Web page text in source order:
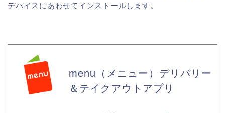
デバイスにあわせてインストールします。
menu（メニュー）デリバリー
＆テイクアウトアプリ